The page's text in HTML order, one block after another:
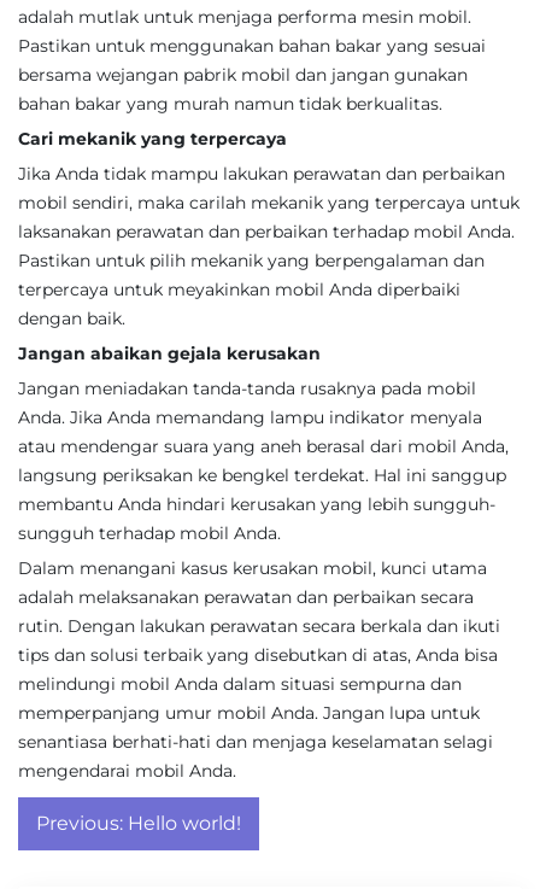
adalah mutlak untuk menjaga performa mesin mobil.
Pastikan untuk menggunakan bahan bakar yang sesuai
bersama wejangan pabrik mobil dan jangan gunakan
bahan bakar yang murah namun tidak berkualitas.
Cari mekanik yang terpercaya
Jika Anda tidak mampu lakukan perawatan dan perbaikan
mobil sendiri, maka carilah mekanik yang terpercaya untuk
laksanakan perawatan dan perbaikan terhadap mobil Anda.
Pastikan untuk pilih mekanik yang berpengalaman dan
terpercaya untuk meyakinkan mobil Anda diperbaiki
dengan baik.
Jangan abaikan gejala kerusakan
Jangan meniadakan tanda-tanda rusaknya pada mobil
Anda. Jika Anda memandang lampu indikator menyala
atau mendengar suara yang aneh berasal dari mobil Anda,
langsung periksakan ke bengkel terdekat. Hal ini sanggup
membantu Anda hindari kerusakan yang lebih sungguh-
sungguh terhadap mobil Anda.
Dalam menangani kasus kerusakan mobil, kunci utama
adalah melaksanakan perawatan dan perbaikan secara
rutin. Dengan lakukan perawatan secara berkala dan ikuti
tips dan solusi terbaik yang disebutkan di atas, Anda bisa
melindungi mobil Anda dalam situasi sempurna dan
memperpanjang umur mobil Anda. Jangan lupa untuk
senantiasa berhati-hati dan menjaga keselamatan selagi
mengendarai mobil Anda.
Post
navigation
Previous: Hello world!